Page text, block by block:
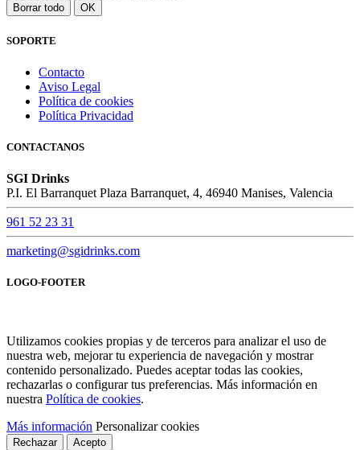
Borrar todo OK
SOPORTE
Contacto
Aviso Legal
Política de cookies
Política Privacidad
CONTACTANOS
SGI Drinks
P.I. El Barranquet Plaza Barranquet, 4, 46940 Manises, Valencia
961 52 23 31
marketing@sgidrinks.com
LOGO-FOOTER
Utilizamos cookies propias y de terceros para analizar el uso de
nuestra web, mejorar tu experiencia de navegación y mostrar
contenido personalizado. Puedes aceptar todas las cookies,
rechazarlas o configurar tus preferencias. Más información en
nuestra Política de cookies.
Más información Personalizar cookies
Rechazar Acepto